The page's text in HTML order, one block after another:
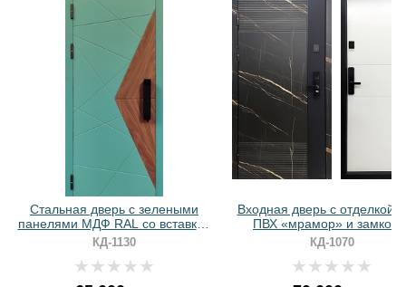
Хочу такую
Хочу такую
Стальная дверь с зелеными
панелями МДФ RAL со вставкой
ПВХ и биометрическим замком
КД-1130
Входная дверь с отделкой
ПВХ «мрамор» и замком
биометрией
КД-1070